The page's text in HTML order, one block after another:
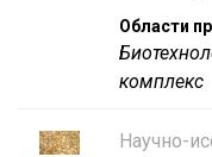
Области
комплекс
Научно-